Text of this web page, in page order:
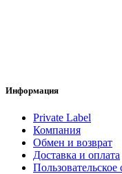
Информация
Private Label
Компания
Обмен и возврат
Доставка и оплата
Пользовательское